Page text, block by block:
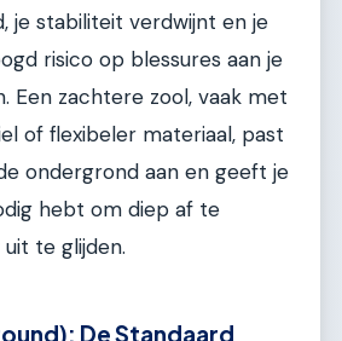
je stabiliteit verdwijnt en je
risico op blessures aan je
Een zachtere zool, vaak met
of flexibeler materiaal, past
ondergrond aan en geeft je
hebt om diep af te
te glijden.
De Standaard